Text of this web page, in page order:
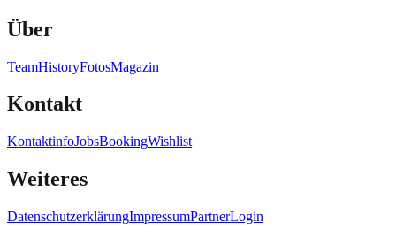
Über
TeamHistoryFotosMagazin
Kontakt
KontaktinfoJobsBookingWishlist
Weiteres
DatenschutzerklärungImpressumPartnerLogin